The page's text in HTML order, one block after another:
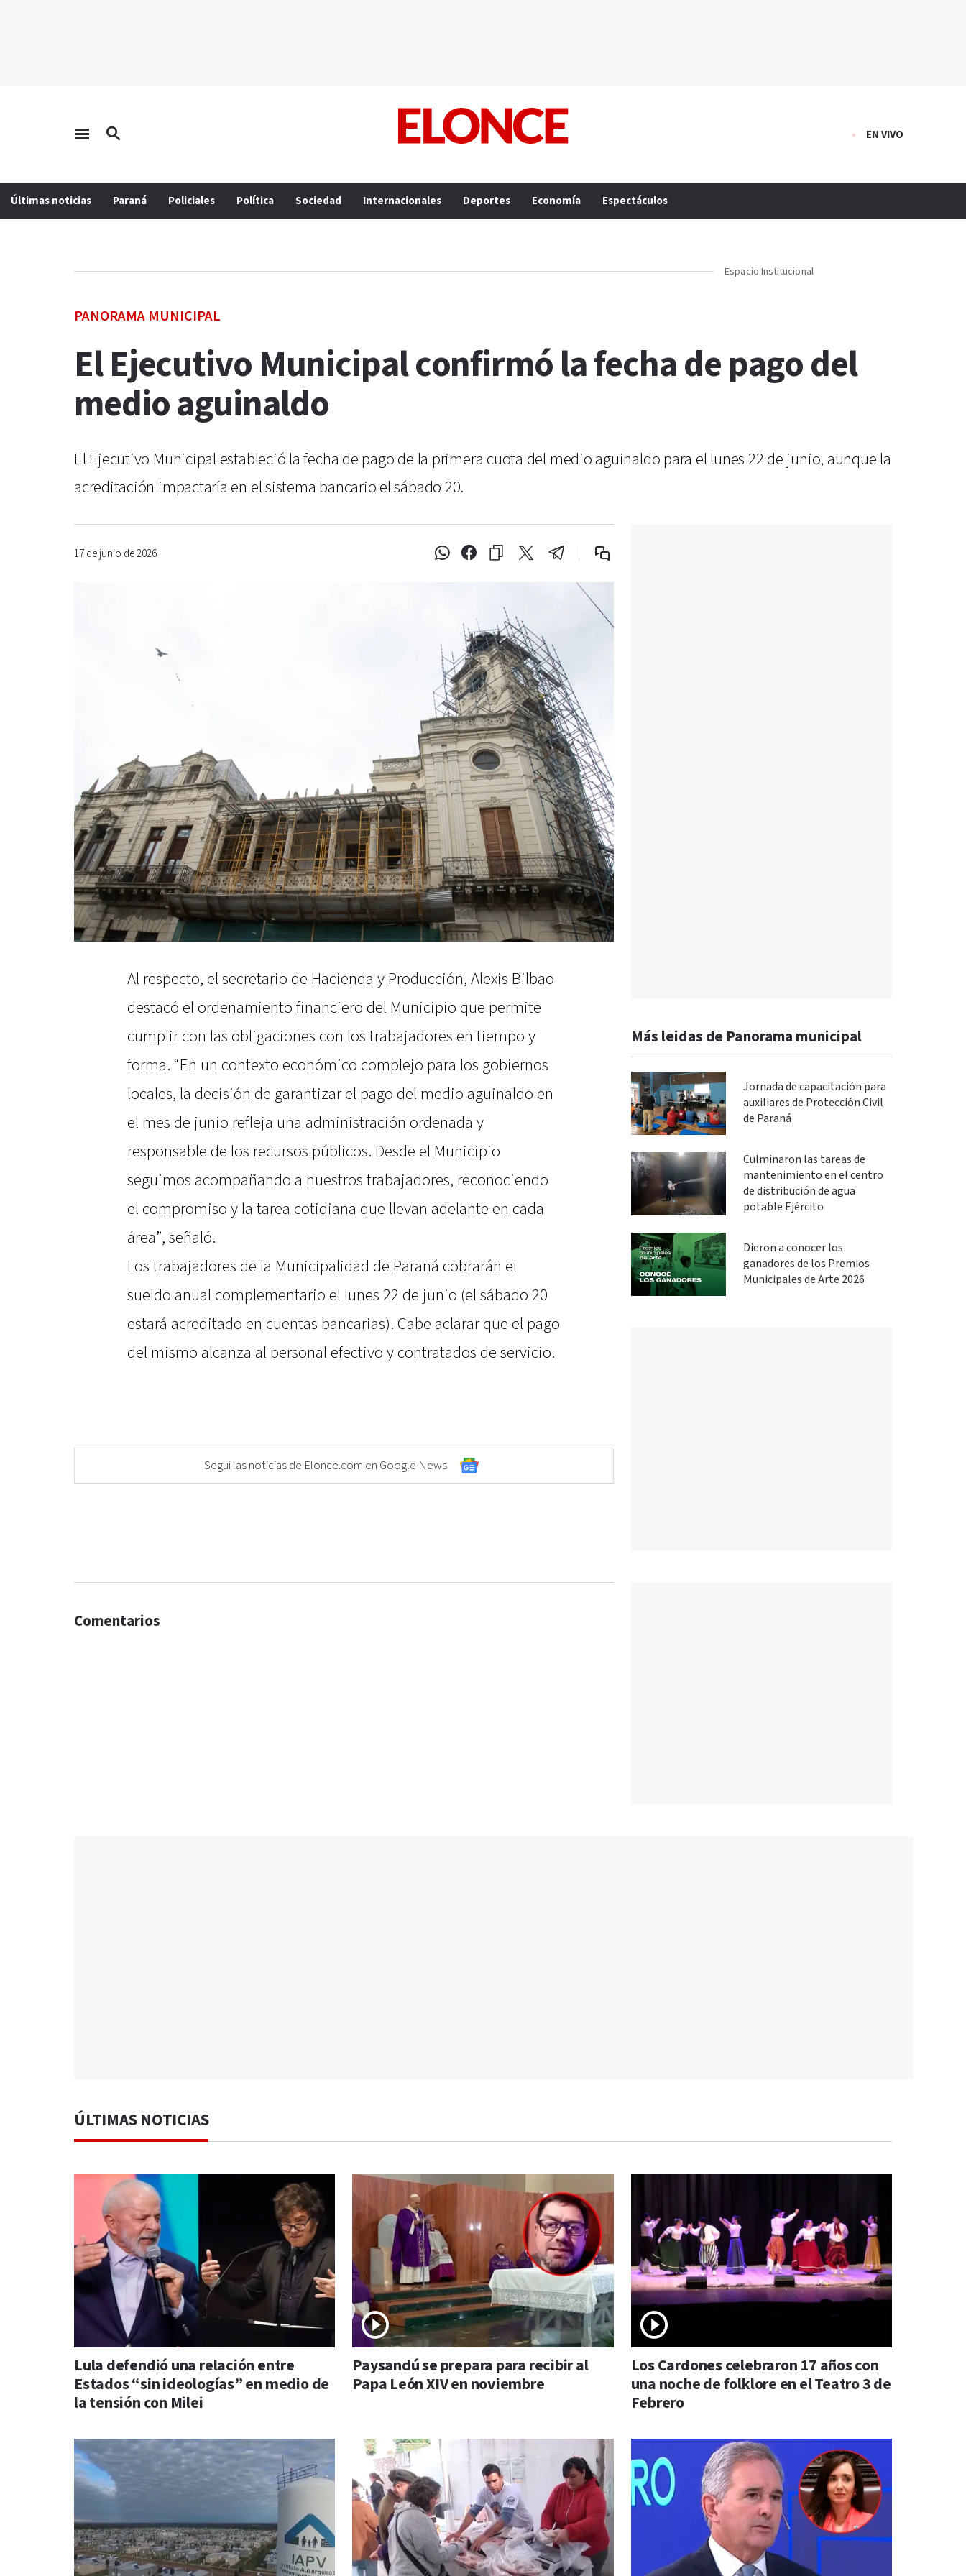
EN VIVO
Últimas noticias Paraná Policiales Política Sociedad Internacionales Deportes Economía Espectáculos
PANORAMA MUNICIPAL
Espacio Institucional
El Ejecutivo Municipal confirmó la fecha de pago del
medio aguinaldo
El Ejecutivo Municipal estableció la fecha de pago de la primera cuota del medio aguinaldo para el lunes 22 de junio, aunque la
acreditación impactaría en el sistema bancario el sábado 20.
17 de junio de 2026
Al respecto, el secretario de Hacienda y Producción, Alexis Bilbao
destacó el ordenamiento financiero del Municipio que permite
cumplir con las obligaciones con los trabajadores en tiempo y
forma. “En un contexto económico complejo para los gobiernos
locales, la decisión de garantizar el pago del medio aguinaldo en
el mes de junio refleja una administración ordenada y
responsable de los recursos públicos. Desde el Municipio
seguimos acompañando a nuestros trabajadores, reconociendo
el compromiso y la tarea cotidiana que llevan adelante en cada
área”, señaló.
Los trabajadores de la Municipalidad de Paraná cobrarán el
sueldo anual complementario el lunes 22 de junio (el sábado 20
estará acreditado en cuentas bancarias). Cabe aclarar que el pago
del mismo alcanza al personal efectivo y contratados de servicio.
Seguí las noticias de Elonce.com en Google News
Más leidas de Panorama municipal
Jornada de capacitación para
auxiliares de Protección Civil
de Paraná
Culminaron las tareas de
mantenimiento en el centro
de distribución de agua
potable Ejército
Dieron a conocer los
ganadores de los Premios
Municipales de Arte 2026
Comentarios
ÚLTIMAS NOTICIAS
Lula defendió una relación entre
Estados “sin ideologías” en medio de
la tensión con Milei
Paysandú se prepara para recibir al
Papa León XIV en noviembre
Los Cardones celebraron 17 años con
una noche de folklore en el Teatro 3 de
Febrero